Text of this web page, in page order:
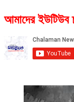
আমাদের ইউটিউব